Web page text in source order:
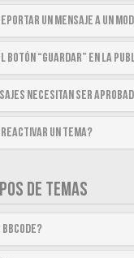
un mensaje a un
botón “Guardar” en la
necesitan ser
reactivar un tema?
DE TEMAS